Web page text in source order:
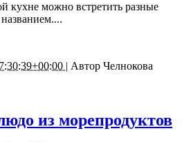
кухне можно встретить разные
| Автор Челнокова
из морепродуктов